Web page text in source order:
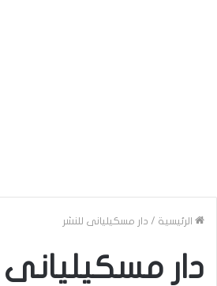
الرئيسية / دار مسكيليانى للنشر
دار مسكيليانى